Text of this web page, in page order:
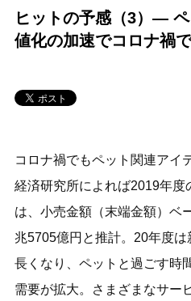
ヒットの予感（3）―
値化の加速でコロナ禍
コロナ禍でもペット関連アイ
経済研究所によれば2019年度
は、小売金額（末端金額）ベ
兆5705億円と推計。20年度
長くなり、ペットと過ごす時
需要が拡大。さまざまなサー